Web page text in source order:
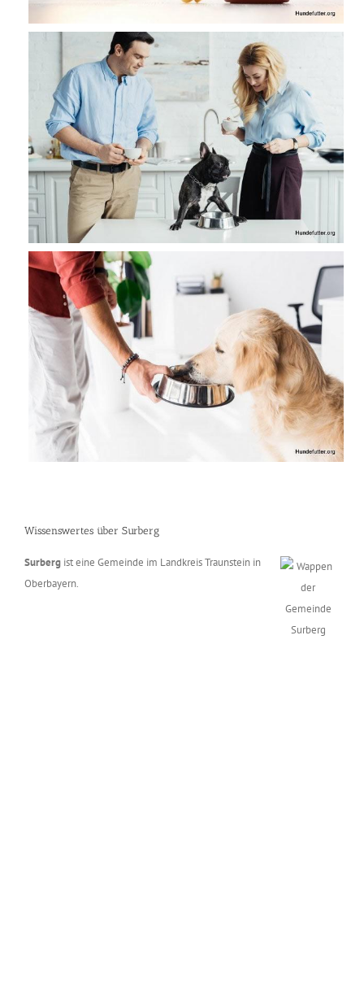
Wissenswertes über Surberg
Surberg ist eine Gemeinde im Landkreis Traunstein in
Oberbayern.